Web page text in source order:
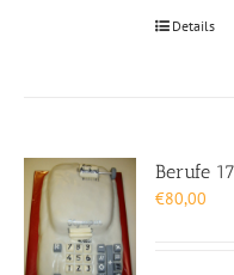
Details
Berufe 17
€80,00